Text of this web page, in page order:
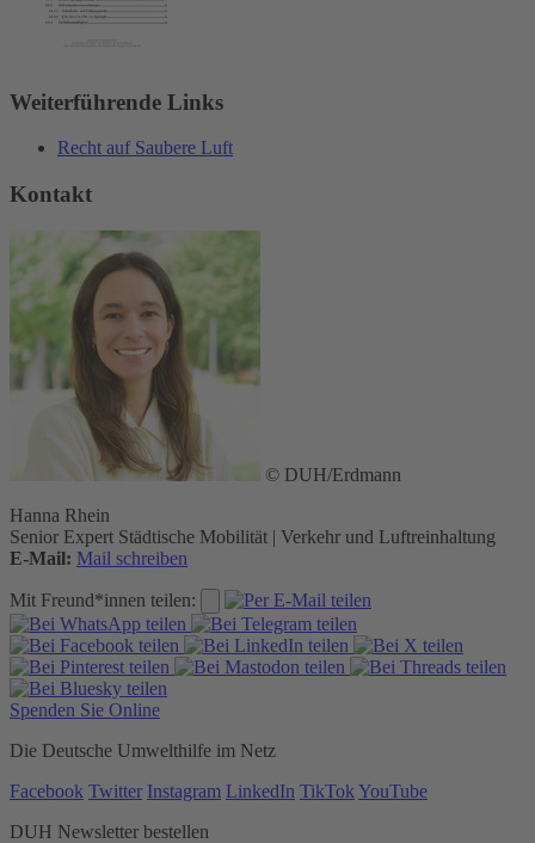
Weiterführende Links
Recht auf Saubere Luft
Kontakt
© DUH/Erdmann
Hanna Rhein
Senior Expert Städtische Mobilität | Verkehr und Luftreinhaltung
E-Mail: Mail schreiben
Mit Freund*innen teilen:
Spenden Sie Online
Die Deutsche Umwelthilfe im Netz
Facebook Twitter Instagram LinkedIn TikTok YouTube
DUH Newsletter bestellen